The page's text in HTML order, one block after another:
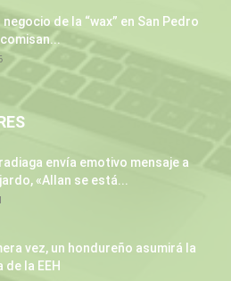
negocio de la “wax” en San Pedro
envía emotivo mensaje a
«Allan se está...
vez, un hondureño asumirá la
de la EEH